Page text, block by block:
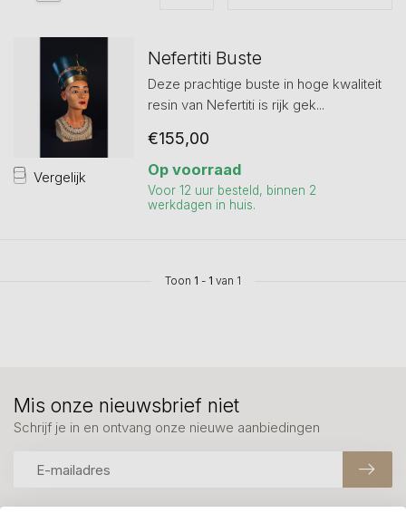
Vergelijk
Nefertiti Buste
Deze prachtige buste in hoge kwaliteit
resin van Nefertiti is rijk gek...
€155,00
Op voorraad
Voor 12 uur besteld, binnen 2
werkdagen in huis.
Toon 1 - 1 van 1
Mis onze nieuwsbrief niet
Schrijf je in en ontvang onze nieuwe aanbiedingen